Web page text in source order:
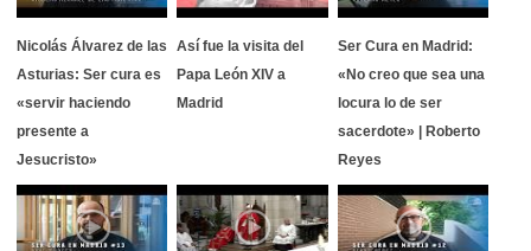
Nicolás Álvarez de las
Asturias: Ser cura es
«servir haciendo
presente a
Jesucristo»
Así fue la visita del
Papa León XIV a
Madrid
Ser Cura en Madrid:
«No creo que sea una
locura lo de ser
sacerdote» | Roberto
Reyes